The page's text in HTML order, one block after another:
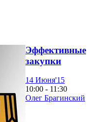
Эффективные
закупки
14 Июня'15
10:00 - 11:30
Олег Брагинский